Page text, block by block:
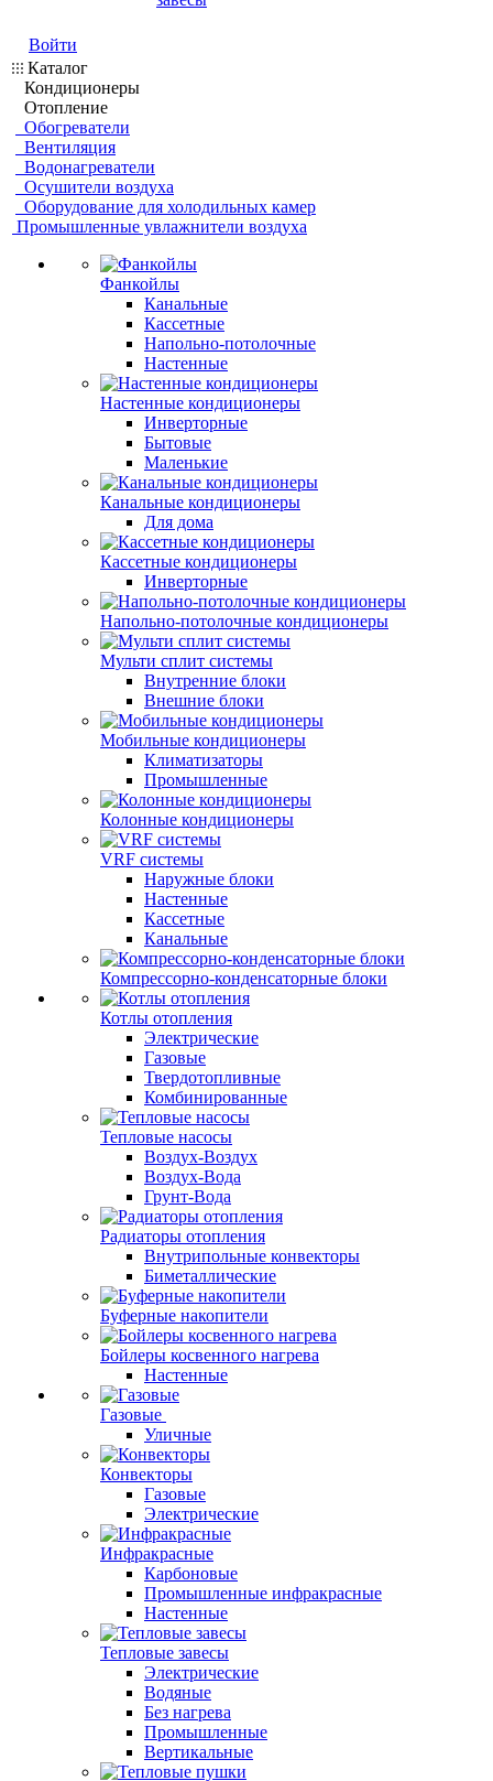
Войти
Каталог
Кондиционеры
Отопление
Обогреватели
Вентиляция
Водонагреватели
Осушители воздуха
Оборудование для холодильных камер
Промышленные увлажнители воздуха
Фанкойлы
Канальные
Кассетные
Напольно-потолочные
Настенные
Настенные кондиционеры
Инверторные
Бытовые
Маленькие
Канальные кондиционеры
Для дома
Кассетные кондиционеры
Инверторные
Напольно-потолочные кондиционеры
Мульти сплит системы
Внутренние блоки
Внешние блоки
Мобильные кондиционеры
Климатизаторы
Промышленные
Колонные кондиционеры
VRF системы
Наружные блоки
Настенные
Кассетные
Канальные
Компрессорно-конденсаторные блоки
Котлы отопления
Электрические
Газовые
Твердотопливные
Комбинированные
Тепловые насосы
Воздух-Воздух
Воздух-Вода
Грунт-Вода
Радиаторы отопления
Внутрипольные конвекторы
Биметаллические
Буферные накопители
Бойлеры косвенного нагрева
Настенные
Газовые
Уличные
Конвекторы
Газовые
Электрические
Инфракрасные
Карбоновые
Промышленные инфракрасные
Настенные
Тепловые завесы
Электрические
Водяные
Без нагрева
Промышленные
Вертикальные